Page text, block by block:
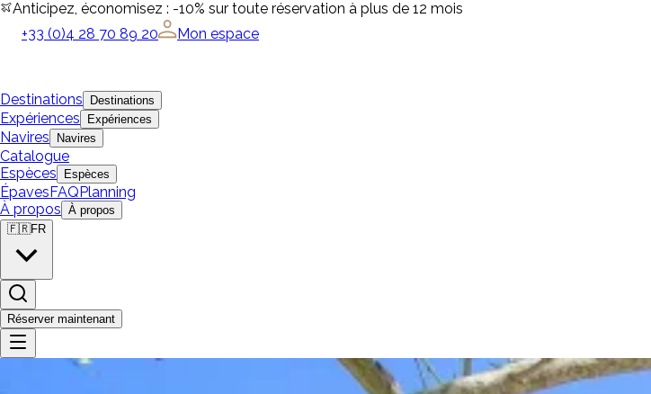
Anticipez, économisez : -10% sur toute réservation à plus de 12 mois
+33 (0)4 28 70 89 20
Mon espace
Destinations Destinations
Expériences Expériences
Navires Navires
Catalogue
Espèces
Espèces
ÉpavesFAQPlanning
À propos À propos
🇫🇷FR
Réserver maintenant